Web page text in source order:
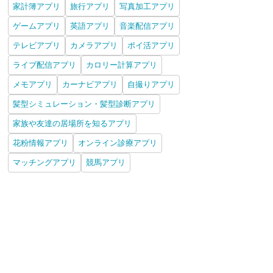
家計簿アプリ 旅行アプリ 写真加工アプリ
ゲームアプリ 英語アプリ 音楽配信アプリ
テレビアプリ カメラアプリ ポイ活アプリ
ライブ配信アプリ カロリー計算アプリ
メモアプリ カーナビアプリ 自撮りアプリ
髪型シミュレーション・髪型診断アプリ
家族や友達の居場所を知るアプリ
花粉情報アプリ オンライン診療アプリ
マッチングアプリ 競馬アプリ